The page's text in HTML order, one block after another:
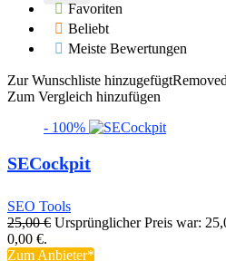
Favoriten
Beliebt
Meiste Bewertungen
Zur Wunschliste hinzugefügt
Zum Vergleich hinzufügen
- 100%
SECockpit
SEO Tools
25,00€ Ursprünglicher Preis war:
0,00 €.
Zum Anbieter